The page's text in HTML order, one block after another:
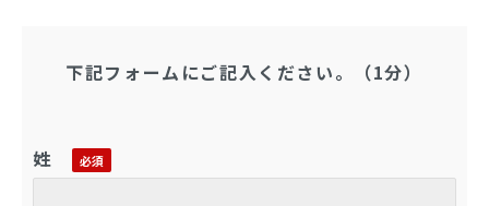
下記フォームにご記入ください。（1分）
姓